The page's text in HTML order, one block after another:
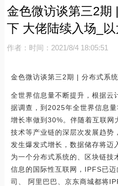
金色微访谈第三2期
下 大佬陆续入场_
作者： 时间：2021/8/4 18:05:51
金色微访谈第三2期 | 分布式系
全世界信息量不断提升，根据云
据调查，到2025年全世界信息
增长率做到30%。伴随着互联网
技术等产业链的深层次发展趋势
发生爆发式增长，数据储存将
为一个分布式系统的、区块链技
信息的国际性互联网，IPFS已
司、 阿里巴巴、京东商城都将